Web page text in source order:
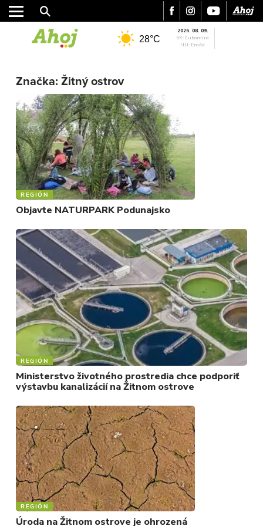
MESTO
REGIÓN
ŠPORT
KULTÚRA
FOTKY
VIDEO
MIX
28°C
2026. 08. 09.
SK: Ľubomíra
HU: Emőd
Značka: Žitný ostrov
REGIÓN
Objavte NATURPARK Podunajsko
REGIÓN
Ministerstvo životného prostredia chce podporiť
výstavbu kanalizácií na Žitnom ostrove
REGIÓN
Úroda na Žitnom ostrove je ohrozená